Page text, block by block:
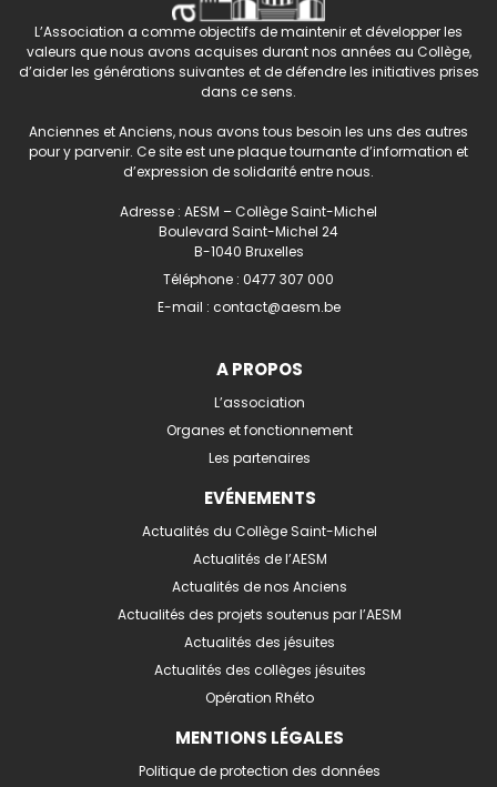
L’Association a comme objectifs de maintenir et développer les
valeurs que nous avons acquises durant nos années au Collège,
d’aider les générations suivantes et de défendre les initiatives prises
dans ce sens.
Anciennes et Anciens, nous avons tous besoin les uns des autres
pour y parvenir. Ce site est une plaque tournante d’information et
d’expression de solidarité entre nous.
Adresse : AESM – Collège Saint-Michel
Boulevard Saint-Michel 24
B-1040 Bruxelles
Téléphone : 0477 307 000
E-mail : contact@aesm.be
A PROPOS
L’association
Organes et fonctionnement
Les partenaires
EVÉNEMENTS
Actualités du Collège Saint-Michel
Actualités de l’AESM
Actualités de nos Anciens
Actualités des projets soutenus par l’AESM
Actualités des jésuites
Actualités des collèges jésuites
Opération Rhéto
MENTIONS LÉGALES
Politique de protection des données